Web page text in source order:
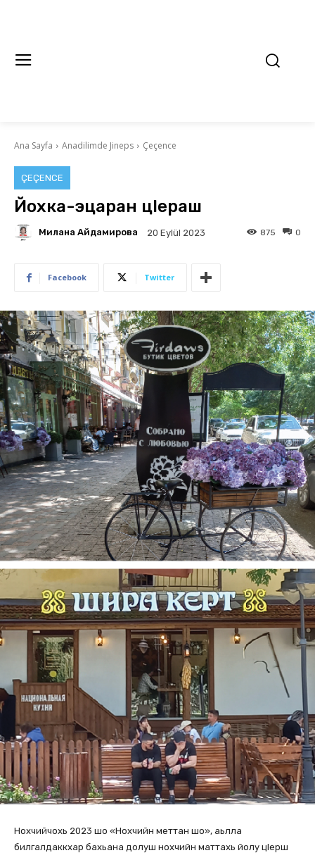
Ana Sayfa Anadilimde Jineps Çeçence
ÇEÇENCE
Йохка-эцаран цIераш
Милана Айдамирова 20 Eylül 2023 0
875
Facebook Twitter
Нохчийчохь 2023 шо «Нохчийн меттан шо», аьлла
билгалдаккхар бахьана долуш нохчийн маттахь йолу цIерш